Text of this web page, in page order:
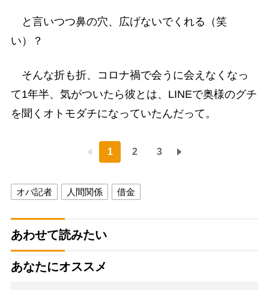
と言いつつ鼻の穴、広げないでくれる（笑
い）？
そんな折も折、コロナ禍で会うに会えなくなっ
て1年半、気がついたら彼とは、LINEで奥様のグチ
を聞くオトモダチになっていたんだって。
1 2 3
オバ記者 人間関係 借金
あわせて読みたい
あなたにオススメ